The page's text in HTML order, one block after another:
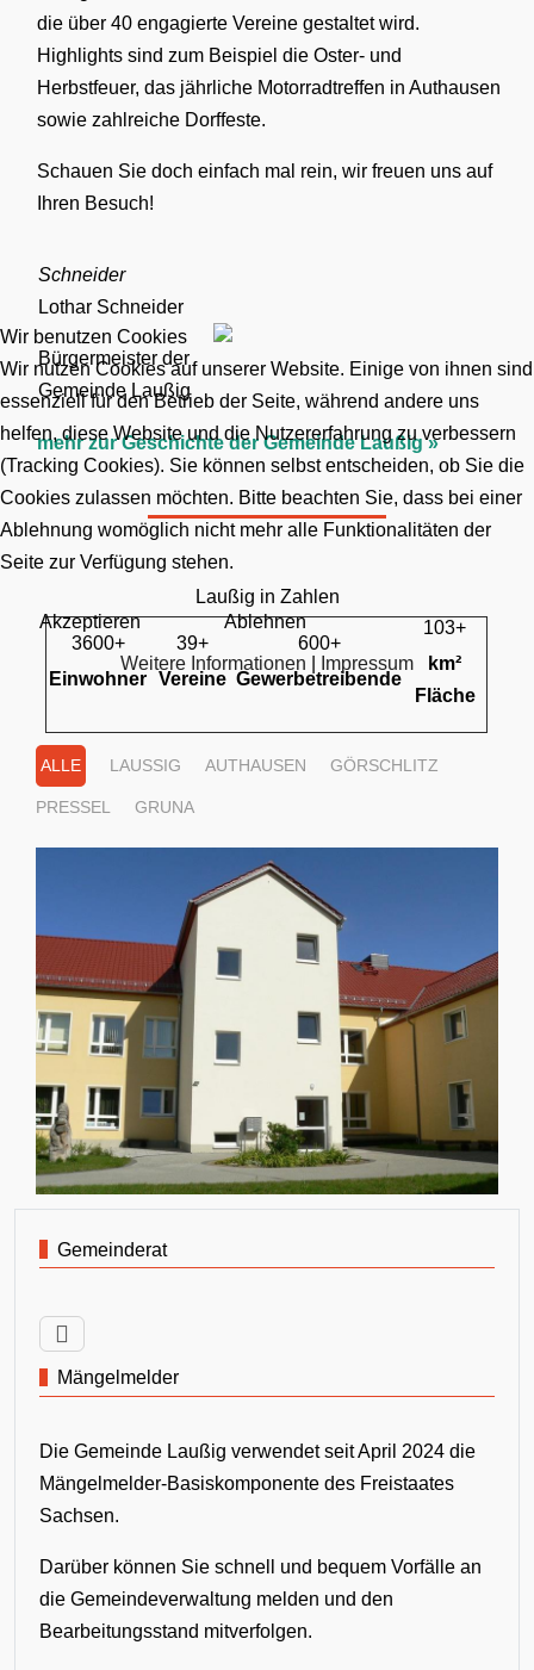
die über 40 engagierte Vereine gestaltet wird.
Highlights sind zum Beispiel die Oster- und
Herbstfeuer, das jährliche Motorradtreffen in Authausen
sowie zahlreiche Dorffeste.
Schauen Sie doch einfach mal rein, wir freuen uns auf
Ihren Besuch!
Schneider
Lothar Schneider
Bürgermeister der
Gemeinde Laußig
mehr zur Geschichte der Gemeinde Laußig »
Laußig in Zahlen
3600+
Einwohner
39+
Vereine
600+
Gewerbetreibende
103+
km²
Fläche
ALLE LAUSSIG AUTHAUSEN GÖRSCHLITZ
PRESSEL GRUNA
Gemeinderat
Mängelmelder
Die Gemeinde Laußig verwendet seit April 2024 die
Mängelmelder-Basiskomponente des Freistaates
Sachsen.
Darüber können Sie schnell und bequem Vorfälle an
die Gemeindeverwaltung melden und den
Bearbeitungsstand mitverfolgen.
Wir benutzen Cookies
Wir nutzen Cookies auf unserer Website. Einige von ihnen sind
essenziell für den Betrieb der Seite, während andere uns
helfen, diese Website und die Nutzererfahrung zu verbessern
(Tracking Cookies). Sie können selbst entscheiden, ob Sie die
Cookies zulassen möchten. Bitte beachten Sie, dass bei einer
Ablehnung womöglich nicht mehr alle Funktionalitäten der
Seite zur Verfügung stehen.
Akzeptieren Ablehnen
Weitere Informationen Impressum